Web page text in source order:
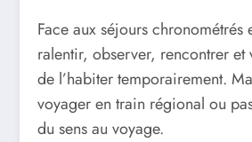
Face aux séjours
ralentir, observer, rencontrer et
de l’habiter temporairement.
voyager en train régional ou
du sens au voyage.